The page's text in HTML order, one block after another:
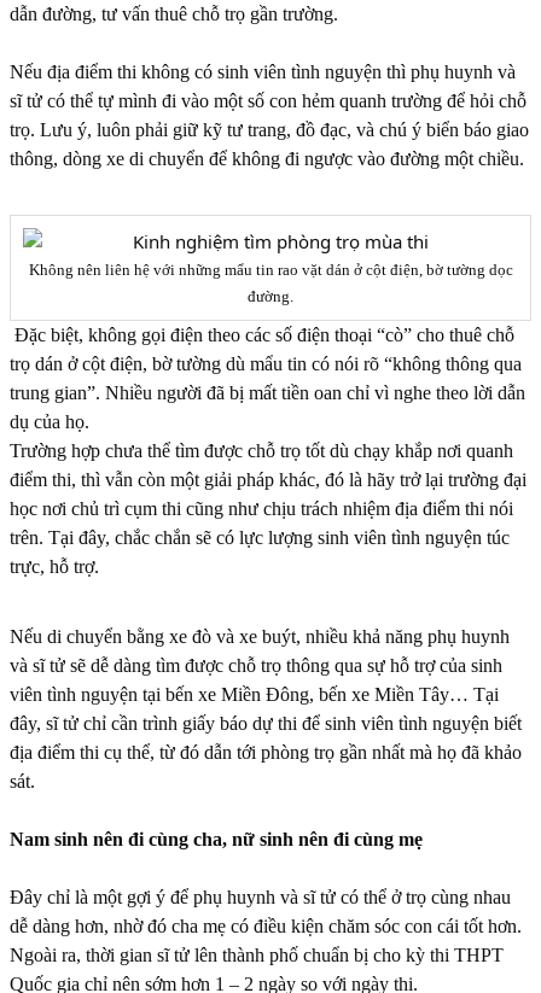
dẫn đường, tư vấn thuê chỗ trọ gần trường.
Nếu địa điểm thi không có sinh viên tình nguyện thì phụ huynh và
sĩ tử có thể tự mình đi vào một số con hẻm quanh trường để hỏi chỗ
trọ. Lưu ý, luôn phải giữ kỹ tư trang, đồ đạc, và chú ý biển báo giao
thông, dòng xe di chuyển để không đi ngược vào đường một chiều.
Không nên liên hệ với những mẩu tin rao vặt dán ở cột điện, bờ tường dọc
đường.
Đặc biệt, không gọi điện theo các số điện thoại “cò” cho thuê chỗ
trọ dán ở cột điện, bờ tường dù mẩu tin có nói rõ “không thông qua
trung gian”. Nhiều người đã bị mất tiền oan chỉ vì nghe theo lời dẫn
dụ của họ.
Trường hợp chưa thể tìm được chỗ trọ tốt dù chạy khắp nơi quanh
điểm thi, thì vẫn còn một giải pháp khác, đó là hãy trở lại trường đại
học nơi chủ trì cụm thi cũng như chịu trách nhiệm địa điểm thi nói
trên. Tại đây, chắc chắn sẽ có lực lượng sinh viên tình nguyện túc
trực, hỗ trợ.
Nếu di chuyển bằng xe đò và xe buýt, nhiều khả năng phụ huynh
và sĩ tử sẽ dễ dàng tìm được chỗ trọ thông qua sự hỗ trợ của sinh
viên tình nguyện tại bến xe Miền Đông, bến xe Miền Tây… Tại
đây, sĩ tử chỉ cần trình giấy báo dự thi để sinh viên tình nguyện biết
địa điểm thi cụ thể, từ đó dẫn tới phòng trọ gần nhất mà họ đã khảo
sát.
Nam sinh nên đi cùng cha, nữ sinh nên đi cùng mẹ
Đây chỉ là một gợi ý để phụ huynh và sĩ tử có thể ở trọ cùng nhau
dễ dàng hơn, nhờ đó cha mẹ có điều kiện chăm sóc con cái tốt hơn.
Ngoài ra, thời gian sĩ tử lên thành phố chuẩn bị cho kỳ thi THPT
Quốc gia chỉ nên sớm hơn 1 – 2 ngày so với ngày thi.